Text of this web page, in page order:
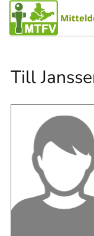
Zum
Till